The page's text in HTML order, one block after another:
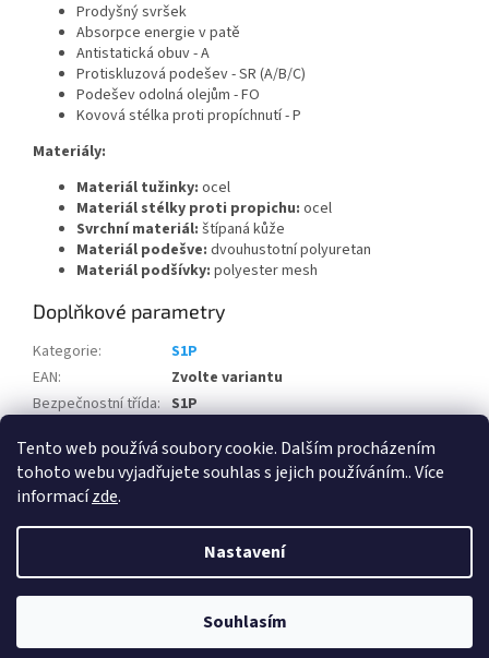
Tento web používá soubory cookie. Dalším procházením
tohoto webu vyjadřujete souhlas s jejich používáním.. Více
informacízde.
Nastavení
Souhlasím
Prodyšný svršek
Absorpce energie v patě
Antistatická obuv - A
Protiskluzová podešev - SR (A/B/C)
Podešev odolná olejům - FO
Kovová stélka proti propíchnutí - P
Materiály:
Materiál tužinky: ocel
Materiál stélky proti propichu: ocel
Svrchní materiál: štípaná kůže
Materiál podešve: dvouhustotní polyuretan
Materiál podšívky: polyester mesh
Doplňkové parametry
Kategorie:
S1P
EAN:
Zvolte variantu
Bezpečnostní třída: S1P
Copyright 2026FH Gear s.r.o.- chráněná dílna. Všechna práva
vyhrazena.